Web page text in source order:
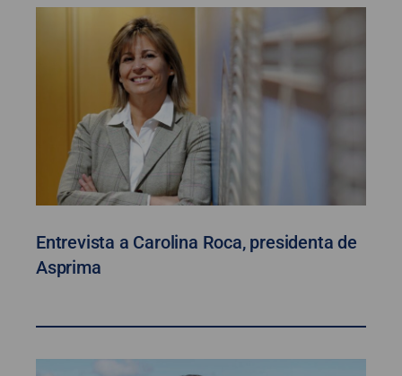
Entrevista a Carolina Roca, presidenta de
Asprima